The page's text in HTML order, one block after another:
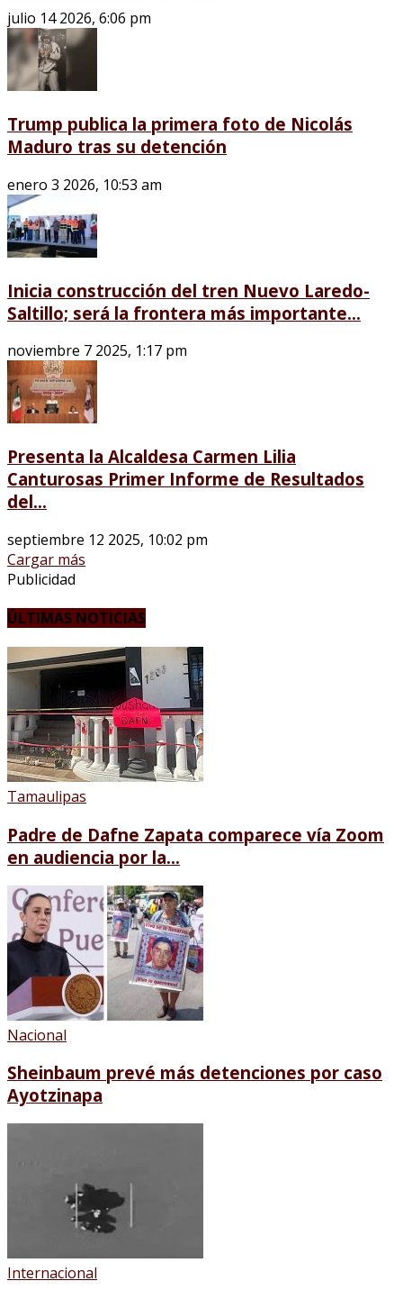
julio 14 2026, 6:06 pm
Trump publica la primera foto de Nicolás
Maduro tras su detención
enero 3 2026, 10:53 am
Inicia construcción del tren Nuevo Laredo-
Saltillo; será la frontera más importante...
noviembre 7 2025, 1:17 pm
Presenta la Alcaldesa Carmen Lilia
Canturosas Primer Informe de Resultados
del...
septiembre 12 2025, 10:02 pm
Cargar más
Publicidad
ÚLTIMAS NOTICIAS
Tamaulipas
Padre de Dafne Zapata comparece vía Zoom
en audiencia por la...
Nacional
Sheinbaum prevé más detenciones por caso
Ayotzinapa
Internacional